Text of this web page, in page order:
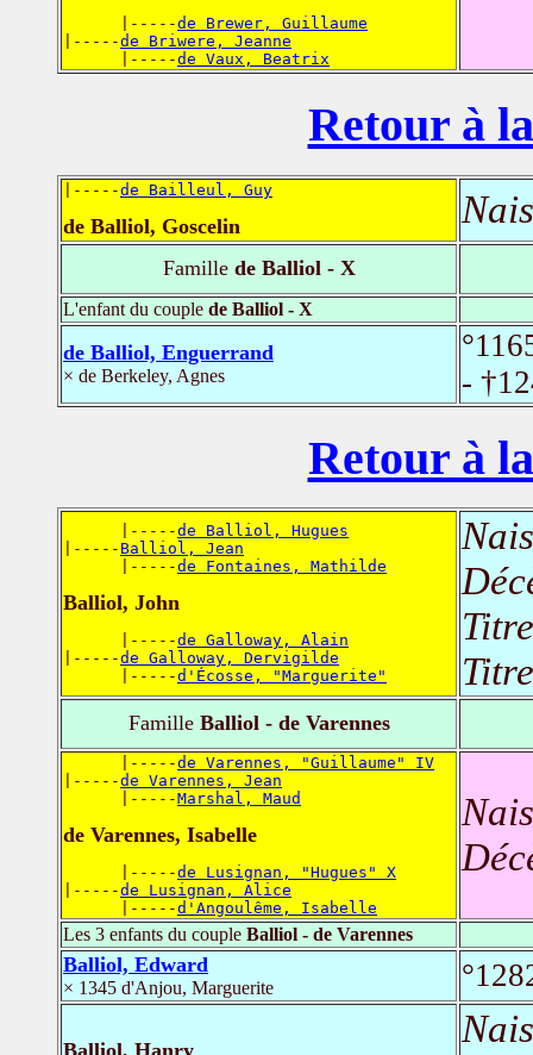
      |-----
de Brewer, Guillaume
|-----de Briwere, Jeanne
      |-----
de Vaux, Beatrix
Retour à
|-----de Bailleul, Guy
de Balliol, Goscelin
Famillede Balliol - X
L'enfant du couple de Balliol - X
de Balliol, Enguerrand
× de Berkeley, Agnes
-
Retour à
      |-----
de Balliol, Hugues
|----- Balliol, Jean
      |-----
de Fontaines, Mathilde
Balliol, John
      |-----
de Galloway, Alain
|-----de Galloway, Dervigilde
      |-----
d'Écosse, "Marguerite"
FamilleBalliol - de Varennes
      |-----
de Varennes, "Guillaume" IV
|-----de Varennes, Jean
      |-----
Marshal, Maud
de Varennes, Isabelle
      |-----
de Lusignan, "Hugues" X
|-----de Lusignan, Alice
      |-----
d'Angoulême, Isabelle
Les 3 enfants du couple Balliol - de Varennes
Balliol, Edward
× 1345 d'Anjou, Marguerite